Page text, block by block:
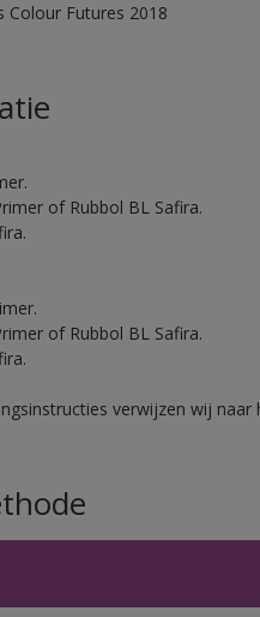
Colour Futures 2018
of Rubbol BL Safira.
of Rubbol BL Safira.
verwijzen wij